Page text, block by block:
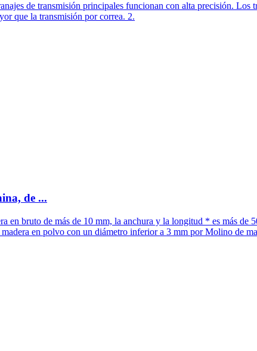
de transmisión principales funcionan con alta precisión. Los
que la transmisión por correa. 2.
de ...
en bruto de más de 10 mm, la anchura y la longitud * es más
en polvo con un diámetro inferior a 3 mm por Molino de